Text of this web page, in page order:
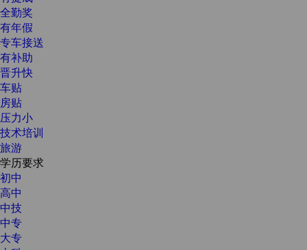
全勤奖
有年假
专车接送
有补助
晋升快
车贴
房贴
压力小
技术培训
旅游
学历要求
初中
高中
中技
中专
大专